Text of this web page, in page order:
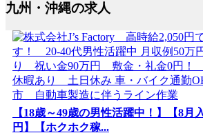
九州・沖縄の求人
【18歳～49歳の男性活躍中！】【8月
円】【ホクホク稼...